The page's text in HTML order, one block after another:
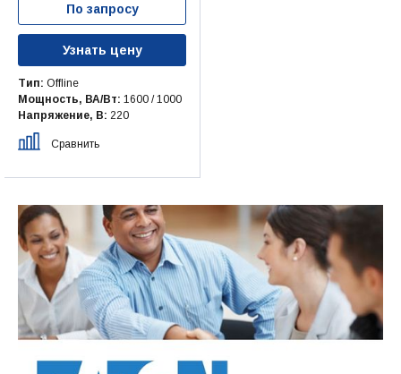
По запросу
Узнать цену
Тип: Offline
Мощность, ВА/Вт: 1600 / 1000
Напряжение, В: 220
Сравнить